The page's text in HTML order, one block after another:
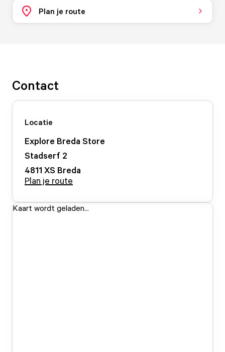
Plan je route
Contact
Locatie
Explore Breda Store
Stadserf 2
4811 XS Breda
Plan je route
Kaart wordt geladen...